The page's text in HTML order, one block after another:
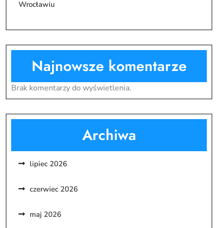
Wrocławiu
Najnowsze komentarze
Brak komentarzy do wyświetlenia.
Archiwa
lipiec 2026
czerwiec 2026
maj 2026